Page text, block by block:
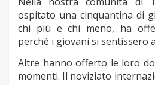
ospitato una cinquantina di
chi più e chi meno, ha
perché i giovani si sentissero
Altre hanno offerto le loro
momenti. Il noviziato